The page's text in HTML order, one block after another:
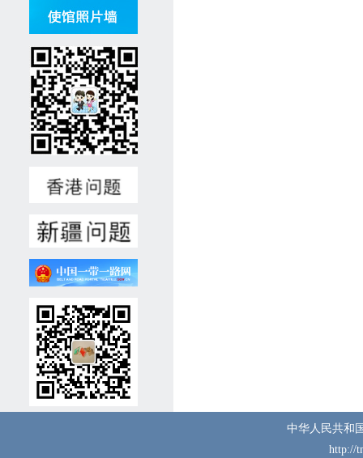
优先。5、严谨细致、责任心
强，沟通协调、团队协作能力
突出。(二)保安兼维修工(1
人)1、土库曼斯坦公民，可合
法全日制工作。2、年龄40周
岁以下，男性，身心健康，无
重大疾病与不良记录。3、高
中及以上学历，熟练用俄语、
维修技能。懂汉语者优先，有
极负责、认真细致，具备良好
沟通协作能力。5、录用后可
立即上岗。二、报名材料(一)
个人简历(中/俄文，附电话号
内、国外护照复印件;(三)学历
和职业技能证明(毕业证、学
位证、语言水平测试证书、职
业技能证书等材料复印件);
(四)近期彩色证件照1张。注:
我馆收集以上材料仅用于招聘
中华人民共和
http://